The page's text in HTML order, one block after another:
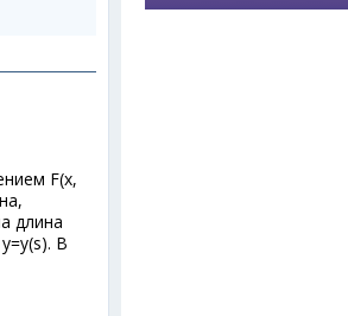
F(x,
длина
В